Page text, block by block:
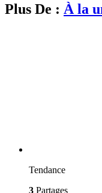
Plus De : À la
Tendance
3 Partages